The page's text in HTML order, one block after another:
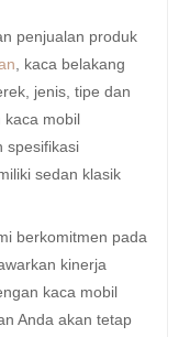
penjualan produk
, kaca belakang
jenis, tipe dan
mobil
spesifikasi
sedan klasik
berkomitmen pada
kinerja
kaca mobil
Anda akan tetap